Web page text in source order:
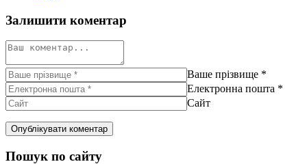
Залишити коментар
Ваше прізвище *
Електронна пошта *
Сайт
Пошук по сайту